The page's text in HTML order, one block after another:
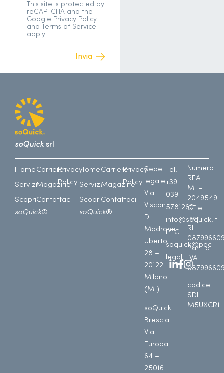
This site is protected by
reCAPTCHA and the
Google Privacy Policy
and Terms of Service
apply.
soQuicksrl
Home
Servizi
Scopri
soQuick®
Carriere
Magazine
Contattaci
Privacy
Policy
Home
Servizi
Scopri
soQuick®
Carriere
Magazine
Contattaci
Privacy
Policy
Sede
legale:
Via
Visconti
Di
Modrone
Uberto
28 –
20122
Milano
(MI)
soQuick
Brescia:
Via
Europa
64 –
25016
Tel.
+39
039
5781260
info@soquick.it
PEC
soquick@pec-
legal.it
Numero
REA:
MI –
2049549
CF e
Iscr.
RI:
Partita
IVA:
codice
SDI:
M5UXCR1